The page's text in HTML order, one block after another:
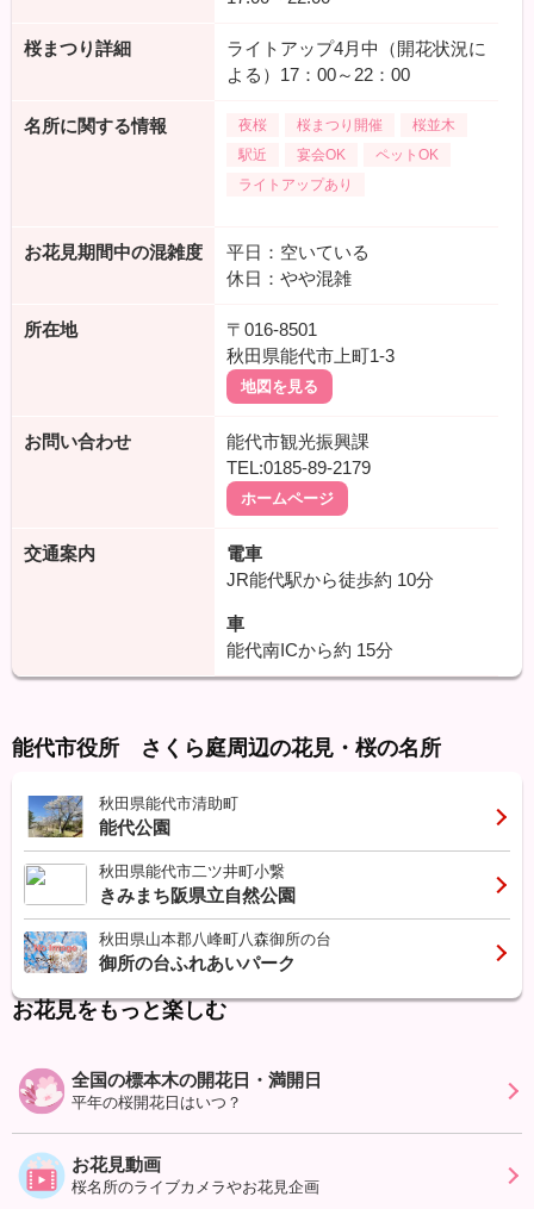
桜まつり詳細
ライトアップ4月中（開花状況に
よる）17：00～22：00
名所に関する情報 夜桜 桜まつり開催
桜並木
駅近
宴会OK
ペットOK
ライトアップあり
お花見期間中の混雑度
平日：空いている
休日：やや混雑
所在地
〒016-8501
秋田県能代市上町1-3
地図を見る
お問い合わせ
能代市観光振興課
TEL:0185-89-2179
ホームページ
交通案内
電車
JR能代駅から徒歩約 10分
車
能代南ICから約 15分
能代市役所 さくら庭周辺の花見・桜の名所
秋田県能代市清助町
能代公園
秋田県能代市二ツ井町小繋
きみまち阪県立自然公園
秋田県山本郡八峰町八森御所の台
御所の台ふれあいパーク
お花見をもっと楽しむ
全国の標本木の開花日・満開日
平年の桜開花日はいつ？
お花見動画
桜名所のライブカメラやお花見企画